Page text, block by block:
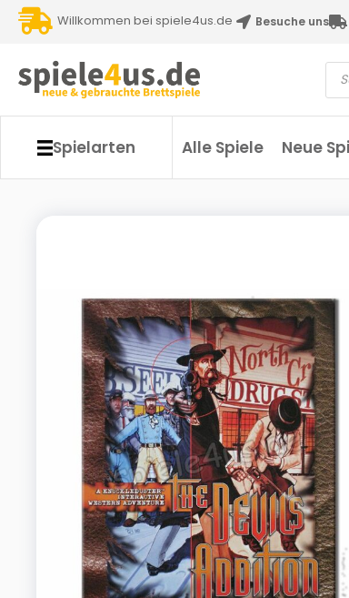
Willkommen bei spiele4us.de Besuche uns
Spielarten Alle Spiele Neue